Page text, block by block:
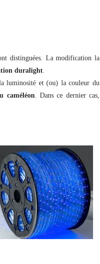
distinguées. La modification la
duralight.
luminosité et (ou) la couleur du
caméléon. Dans ce dernier cas,